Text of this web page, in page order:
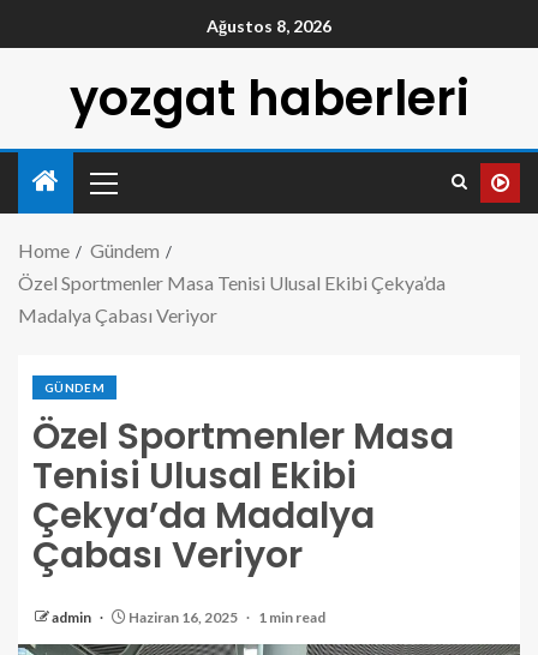
Ağustos 8, 2026
yozgat haberleri
Home
Gündem
Özel Sportmenler Masa Tenisi Ulusal Ekibi Çekya’da
Madalya Çabası Veriyor
GÜNDEM
Özel Sportmenler Masa
Tenisi Ulusal Ekibi
Çekya’da Madalya
Çabası Veriyor
admin Haziran 16, 2025 1 min read